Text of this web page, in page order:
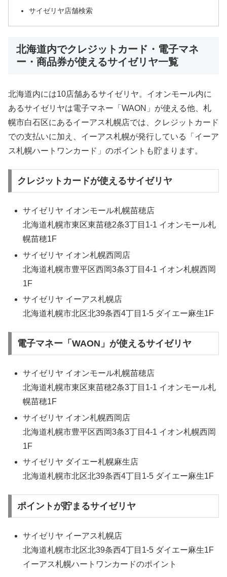
サイゼリヤ店舗検索
北海道内でクレジットカード・電子マネ
ー・商品券が使えるサイゼリヤ一覧
北海道内には10店舗あるサイゼリヤ。イオンモール内に
あるサイゼリヤは電子マネー「WAON」が使える他、札
幌市白石区にあるイーアス札幌店では、クレジットカード
での支払いに加え、イーアス札幌が発行している「イーア
ス札幌ハートワンカード」のポイントも貯まります。
クレジットカードが使えるサイゼリヤ
サイゼリヤ イオンモール札幌苗穂店
北海道札幌市東区東苗穂2条3丁目1-1 イオンモール札
幌苗穂1F
サイゼリヤ イオン札幌西岡店
北海道札幌市豊平区西岡3条3丁目4-1 イオン札幌西岡
1F
サイゼリヤ イーアス札幌店
北海道札幌市北区北39条西4丁目1-5 ダイエー麻生1F
電子マネー「WAON」が使えるサイゼリヤ
サイゼリヤ イオンモール札幌苗穂店
北海道札幌市東区東苗穂2条3丁目1-1 イオンモール札
幌苗穂1F
サイゼリヤ イオン札幌西岡店
北海道札幌市豊平区西岡3条3丁目4-1 イオン札幌西岡
1F
サイゼリヤ ダイエー札幌麻生店
北海道札幌市北区北39条西4丁目1-5 ダイエー麻生1F
ポイントが貯まるサイゼリヤ
サイゼリヤ イーアス札幌店
北海道札幌市北区北39条西4丁目1-5 ダイエー麻生1F
イーアス札幌ハートワンカードのポイント